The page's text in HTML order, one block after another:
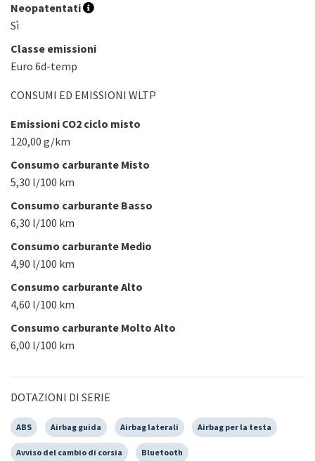
Neopatentati
Sì
Classe emissioni
Euro 6d-temp
CONSUMI ED EMISSIONI WLTP
Emissioni CO2 ciclo misto
120,00 g/km
Consumo carburante Misto
5,30 l/100 km
Consumo carburante Basso
6,30 l/100 km
Consumo carburante Medio
4,90 l/100 km
Consumo carburante Alto
4,60 l/100 km
Consumo carburante Molto Alto
6,00 l/100 km
DOTAZIONI DI SERIE
ABS Airbag guida Airbag laterali Airbag per la testa
Avviso del cambio di corsia Bluetooth